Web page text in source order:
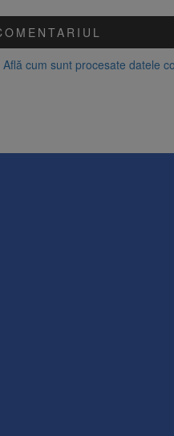
Află cum sunt procesate datele